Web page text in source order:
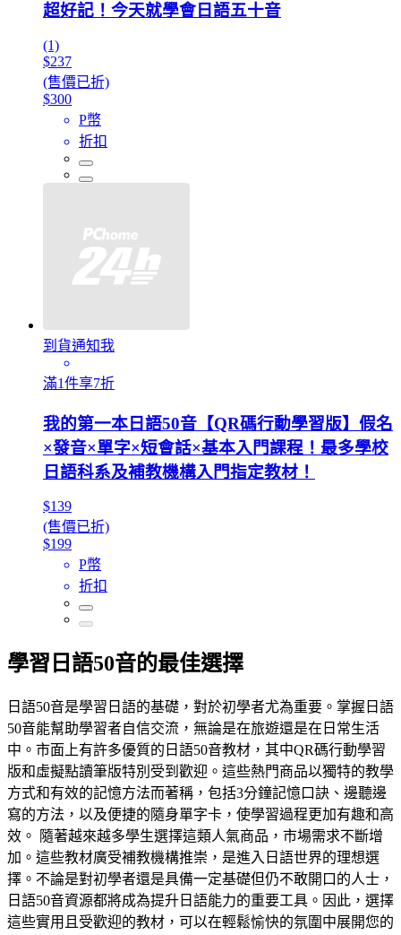
超好記！今天就學會日語五十音
(1)
$237
(售價已折)
$300
P幣
折扣
到貨通知我
滿1件享7折
我的第一本日語50音【QR碼行動學習版】假名
×發音×單字×短會話×基本入門課程！最多學校
日語科系及補教機構入門指定教材！
$139
(售價已折)
$199
P幣
折扣
學習日語50音的最佳選擇
日語50音是學習日語的基礎，對於初學者尤為重要。掌握日語
50音能幫助學習者自信交流，無論是在旅遊還是在日常生活
中。市面上有許多優質的日語50音教材，其中QR碼行動學習
版和虛擬點讀筆版特別受到歡迎。這些熱門商品以獨特的教學
方式和有效的記憶方法而著稱，包括3分鐘記憶口訣、邊聽邊
寫的方法，以及便捷的隨身單字卡，使學習過程更加有趣和高
效。 隨著越來越多學生選擇這類人氣商品，市場需求不斷增
加。這些教材廣受補教機構推崇，是進入日語世界的理想選
擇。不論是對初學者還是具備一定基礎但仍不敢開口的人士，
日語50音資源都將成為提升日語能力的重要工具。因此，選擇
這些實用且受歡迎的教材，可以在輕鬆愉快的氛圍中展開您的